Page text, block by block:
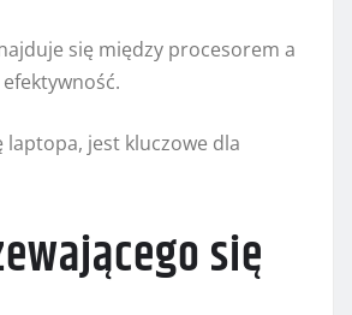
się między procesorem a
jest kluczowe dla
się